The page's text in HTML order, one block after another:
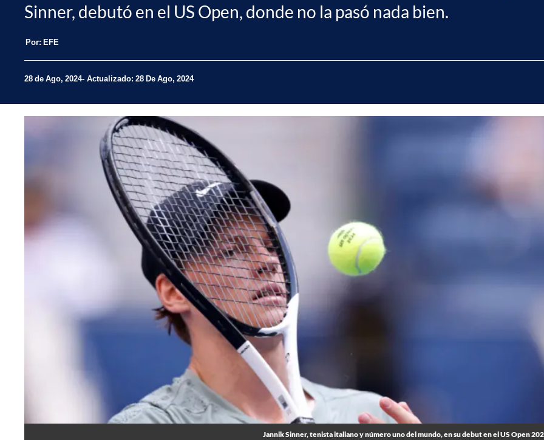
Sinner, debutó en el US Open, donde no la pasó nada bien.
Por: EFE
28 de Ago, 2024 Actualizado: 28 De Ago, 2024
Jannik Sinner, tenista italiano y número uno del mundo, en su debut en el US Open